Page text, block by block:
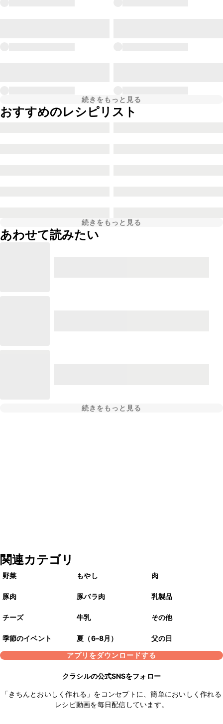
続きをもっと見る
おすすめのレシピリスト
続きをもっと見る
あわせて読みたい
続きをもっと見る
関連カテゴリ
野菜 もやし 肉
豚肉 豚バラ肉 乳製品
チーズ 牛乳 その他
季節のイベント 夏（6–8月）
父の日
アプリをダウンロードする
クラシルの公式SNSをフォロー
「きちんとおいしく作れる」をコンセプトに、簡単においしく作れる
レシピ動画を毎日配信しています。